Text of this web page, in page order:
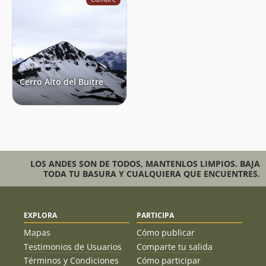
Cerro Alto del Buitre
LOS ANDES SON DE TODOS, MANTENLOS LIMPIOS. BAJA
TODA TU BASURA Y CUALQUIERA QUE ENCUENTRES.
EXPLORA
Mapas
Testimonios de Usuarios
Términos y Condiciones
PARTICIPA
Cómo publicar
Comparte tu salida
Cómo participar